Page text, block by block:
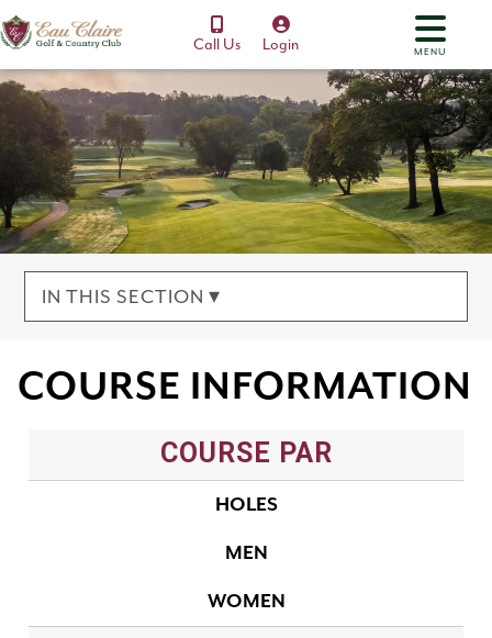
Call Us Login MENU
IN THIS SECTION ▾
COURSE INFORMATION
COURSE PAR
HOLES
MEN
WOMEN